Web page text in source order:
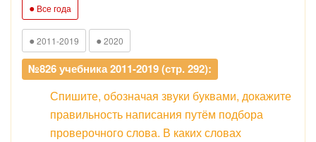
● Все года
● 2011-2019 ● 2020
№826 учебника 2011-2019 (стр. 292):
Спишите, обозначая звуки буквами, докажите
правильность написания путём подбора
проверочного слова. В каких словах